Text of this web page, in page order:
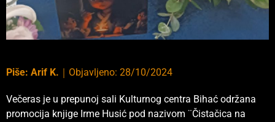
Piše: Arif K. Objavljeno: 28/10/2024
Večeras je u prepunoj sali Kulturnog centra Bihać održana
promocija knjige Irme Husić pod nazivom ¨Čistačica na